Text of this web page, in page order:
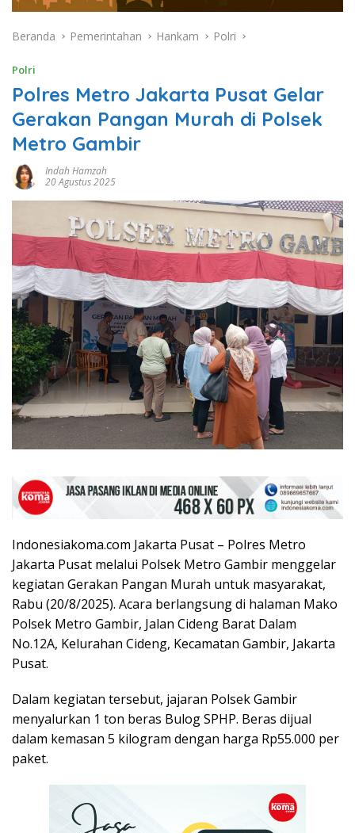
Beranda Pemerintahan Hankam Polri
Polri
Polres Metro Jakarta Pusat Gelar
Gerakan Pangan Murah di Polsek
Metro Gambir
Indah Hamzah
20 Agustus 2025
Indonesiakoma.com Jakarta Pusat – Polres Metro
Jakarta Pusat melalui Polsek Metro Gambir menggelar
kegiatan Gerakan Pangan Murah untuk masyarakat,
Rabu (20/8/2025). Acara berlangsung di halaman Mako
Polsek Metro Gambir, Jalan Cideng Barat Dalam
No.12A, Kelurahan Cideng, Kecamatan Gambir, Jakarta
Pusat.
Dalam kegiatan tersebut, jajaran Polsek Gambir
menyalurkan 1 ton beras Bulog SPHP. Beras dijual
dalam kemasan 5 kilogram dengan harga Rp55.000 per
paket.